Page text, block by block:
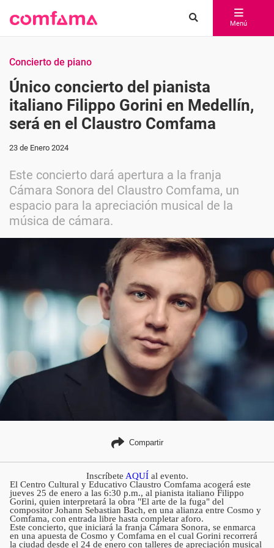
Menú
Concierto de piano
Único concierto del pianista
italiano Filippo Gorini en Medellín,
será en el Claustro Comfama
23 de Enero 2024
Este concierto dará apertura a la franja
Cámara Sonora del Claustro Comfama, un
espacio para la apreciación musical de la
música de cámara.
Compartir
Inscríbete AQUÍal evento.
El Centro Cultural y Educativo Claustro Comfama acogerá este
jueves 25 de enero a las 6:30 p.m., al pianista italiano Filippo
Gorini, quien interpretará la obra "El arte de la fuga" del
compositor Johann Sebastian Bach, en una alianza entre Cosmo y
Comfama, con entrada libre hasta completar aforo.
Este concierto, que iniciará la franja Cámara Sonora, se enmarca
en una apuesta de Cosmo y Comfama en el cual Gorini recorrerá
la ciudad desde el 24 de enero con talleres de apreciación musical